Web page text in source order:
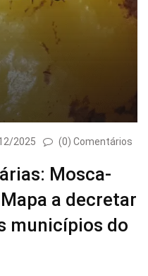
2025 (0) Comentários
Mosca-
a decretar
municípios do